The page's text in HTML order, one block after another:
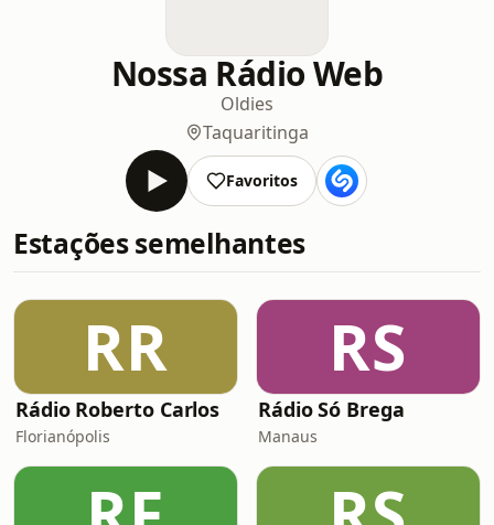
Nossa Rádio Web
Oldies
Taquaritinga
Favoritos
Estações semelhantes
RR
Rádio Roberto Carlos
Florianópolis
RS
Rádio Só Brega
Manaus